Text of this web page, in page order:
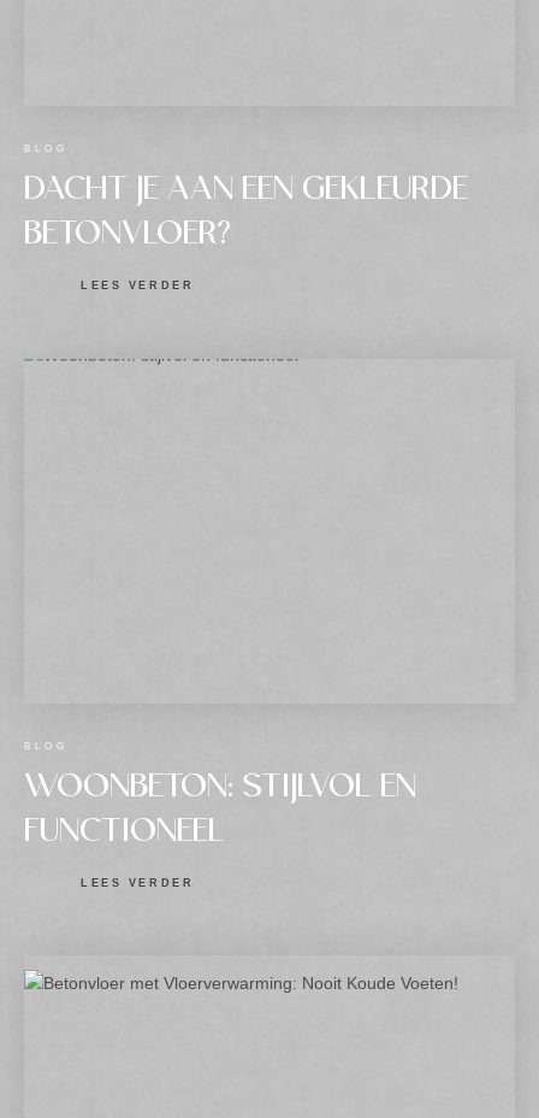
BLOG
DACHT JE AAN EEN GEKLEURDE
BETONVLOER?
LEES VERDER
BLOG
WOONBETON: STIJLVOL EN
FUNCTIONEEL
LEES VERDER